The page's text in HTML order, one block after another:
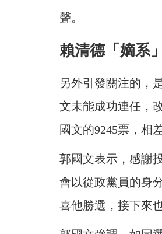
聲。
賴清德「嫡系
另外引發關注的，
文未能成功連任，
國文的9245票，相
郭國文表示，感謝
會以從政黨員的身
喜他勝選，接下來